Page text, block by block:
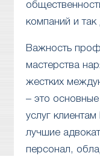
компаний и так
Важность
мастерства
жестких
– это
услуг
лучшие
персонал,